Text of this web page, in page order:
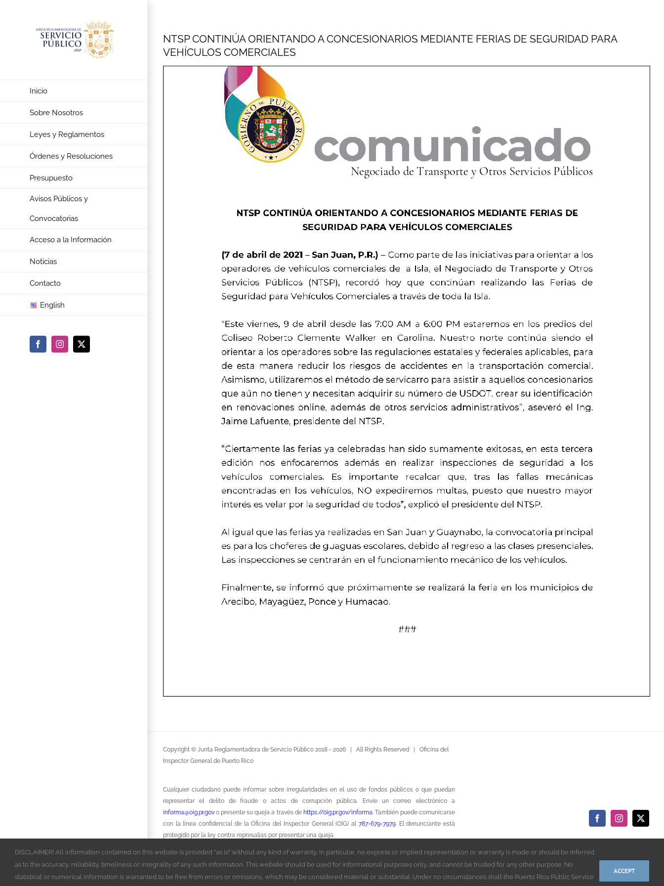
Inicio
Sobre Nosotros
Leyes y Reglamentos
Órdenes y Resoluciones
Presupuesto
Avisos Públicos y
Convocatorias
Acceso a la Información
Noticias
Contacto
English
FacebookInstagram
X
NTSP CONTINÚA ORIENTANDO A CONCESIONARIOS MEDIANTE FERIAS DE SEGURIDAD PARA
VEHÍCULOS COMERCIALES
Copyright © Junta Reglamentadora de Servicio Público 2018 - 2026 | All Rights Reserved | Oficina del
Inspector General de Puerto Rico
Cualquier ciudadano puede informar sobre irregularidades en el uso de fondos públicos o que puedan
representar el delito de fraude o actos de corrupción pública. Envíe un correo electrónico a
informa@oig.pr.gov o presente su queja a través de https://oig.pr.gov/informa . También puede comunicarse
con la línea confidencial de la Oficina del Inspector General (OIG) al 787-679-7979. El denunciante está
protegido por la ley contra represalias por presentar una queja.
Acceda al
para solicitar acceso a la información, recibir notificaciones y
dar seguimiento de forma segura y transparente, conforme a la Ley 141-2019
FacebookInstagram
X
DISCLAIMER! All information contained on this website is provided "as is" without any kind of warranty, in particular, no express or implied representation or warranty is made or should be inferred
as to the accuracy, reliability, timeliness or integrality of any such information. This website should be used for informational purposes only, and cannot be trusted for any other purpose. No
statistical or numerical information is warranted to be free from errors or omissions, which may be considered material or substantial. Under no circumstances shall the Puerto Rico Public Service
ACCEPT